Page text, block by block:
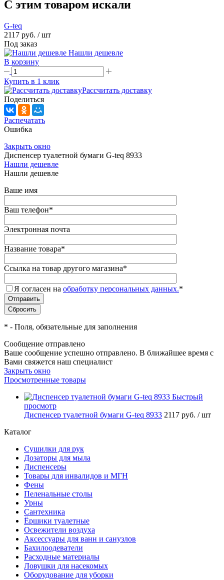
C этим товаром искали
G-teq
2117 руб. / шт
Под заказ
Нашли дешевле
В корзину
Купить в 1 клик
Рассчитать доставку
Поделиться
Распечатать
Ошибка
Закрыть окно
Диспенсер туалетной бумаги G-teq 8933
Нашли дешевле
Нашли дешевле
Ваше имя
Ваш телефон*
Электронная почта
Название товара*
Ссылка на товар другого магазина*
Я согласен на обработку персональных данных.*
* - Поля, обязательные для заполнения
Сообщение отправлено
Ваше сообщение успешно отправлено. В ближайшее время с
Вами свяжется наш специалист
Закрыть окно
Просмотренные товары
Быстрый
просмотр
Диспенсер туалетной бумаги G-teq 8933 2117 руб. / шт
Каталог
Сушилки для рук
Дозаторы для мыла
Диспенсеры
Товары для инвалидов и МГН
Фены
Пеленальные столы
Урны
Сантехника
Ёршики туалетные
Освежители воздуха
Аксессуары для ванн и санузлов
Бахилоодеватели
Расходные материалы
Ловушки для насекомых
Оборудование для уборки